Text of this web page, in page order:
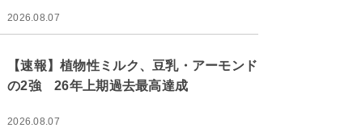
2026.08.07
【速報】植物性ミルク、豆乳・アーモンド
の2強 26年上期過去最高達成
2026.08.07